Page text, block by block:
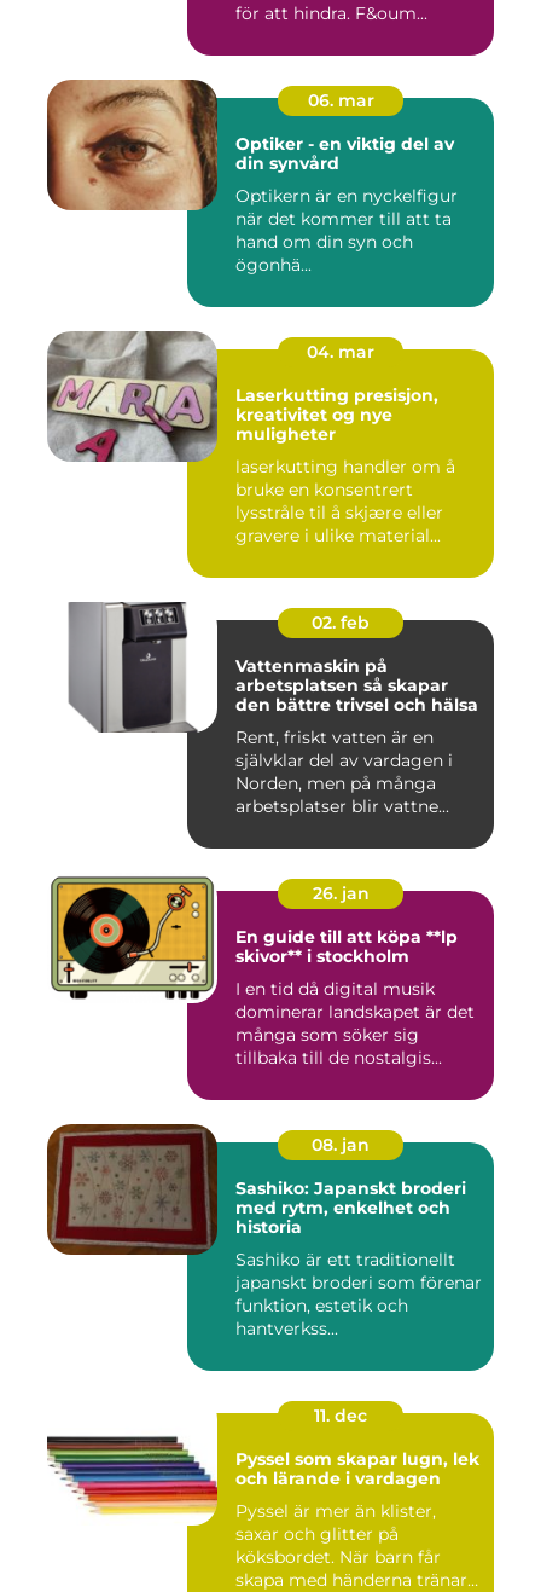
för att hindra. F&oum...
06. mar
Optiker - en viktig del av
din synvård
Optikern är en nyckelfigur
när det kommer till att ta
hand om din syn och
ögonhä...
04. mar
Laserkutting presisjon,
kreativitet og nye
muligheter
laserkutting handler om å
bruke en konsentrert
lysstråle til å skjære eller
gravere i ulike material...
02. feb
Vattenmaskin på
arbetsplatsen så skapar
den bättre trivsel och hälsa
Rent, friskt vatten är en
självklar del av vardagen i
Norden, men på många
arbetsplatser blir vattne...
26. jan
En guide till att köpa **lp
skivor** i stockholm
I en tid då digital musik
dominerar landskapet är det
många som söker sig
tillbaka till de nostalgis...
08. jan
Sashiko: Japanskt broderi
med rytm, enkelhet och
historia
Sashiko är ett traditionellt
japanskt broderi som förenar
funktion, estetik och
hantverkss...
11. dec
Pyssel som skapar lugn, lek
och lärande i vardagen
Pyssel är mer än klister,
saxar och glitter på
köksbordet. När barn får
skapa med händerna tränar